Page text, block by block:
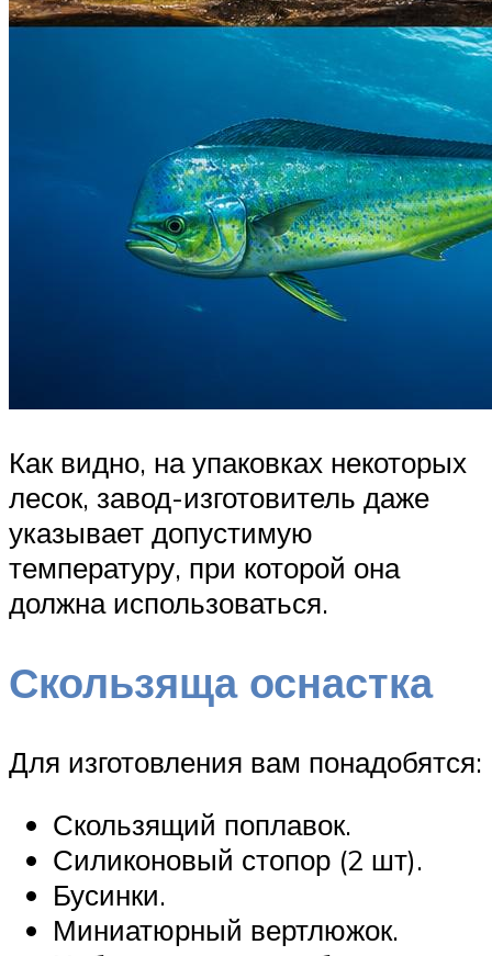
Как видно, на упаковках некоторых
лесок, завод-изготовитель даже
указывает допустимую
температуру, при которой она
должна использоваться.
Скользяща оснастка
Для изготовления вам понадобятся:
Скользящий поплавок.
Силиконовый стопор (2 шт).
Бусинки.
Миниатюрный вертлюжок.